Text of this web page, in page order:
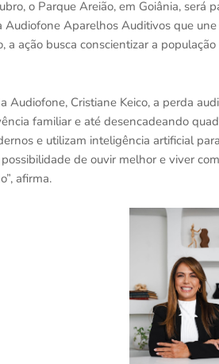
o Parque Areião, em Goiânia, será
Audiofone Aparelhos Auditivos que
a ação busca conscientizar a
Audiofone, Cristiane Keico, a perda
familiar e até desencadeando
e utilizam inteligência artificial
de ouvir melhor e viver
afirma.